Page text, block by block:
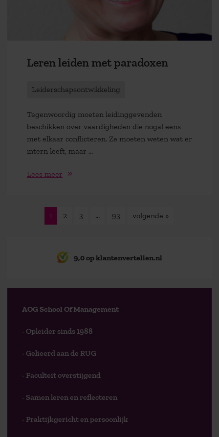
Leren leiden met paradoxen
Leiderschapsontwikkeling
Tegenwoordig moeten leidinggevenden
beschikken over vaardigheden die nogal eens
met elkaar conflicteren. Ze moeten weten wat er
intern leeft, maar ...
Lees meer
1 2 3 … 93 volgende »
9,0 op klantenvertellen.nl
AOG School Of Management
- Opleider sinds 1988
- Gelieerd aan de RUG
- Faculteit overstijgend
- Samen leren en reflecteren
- Praktijkgericht en persoonlijk